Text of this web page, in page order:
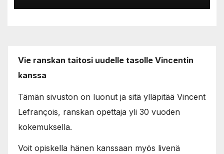
Vie ranskan taitosi uudelle tasolle Vincentin
kanssa
Tämän sivuston on luonut ja sitä ylläpitää Vincent
Lefrançois, ranskan opettaja yli 30 vuoden
kokemuksella.
Voit opiskella hänen kanssaan myös livenä